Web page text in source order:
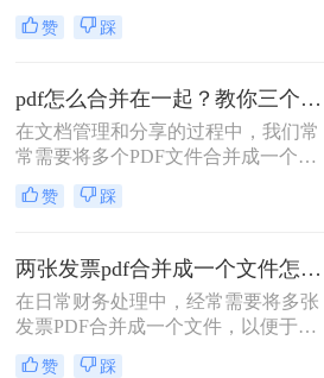
文档管理和分享。然而，当需要整合
多个PDF文件时，找到一种简单且有
何合并pdf文件到一个pdf呢？本文将
介绍三种不同的方法来帮助您轻松地
将多个PDF文件合并成一个PDF文
件。
赞 踩
pdf怎么合并在一起？教你三个好用办法！
在文档管理和分享的过程中，我们常
常需要将多个PDF文件合并成一个单
一的文件，以简化发送、存储或打印
的过程。无论是为了创建综合报告、
握pdf怎么合并在一起是一项非常实用
的技能。本文将介绍三种不同的PDF
合并方法。
赞 踩
两张发票pdf合并成一个文件怎么弄？掌握这3种方法轻松合并！
在日常财务处理中，经常需要将多张
发票PDF合并成一个文件，以便于归
档、分享或打印。那么两张发票pdf合
赞 踩